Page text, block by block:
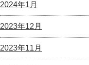
2024年1月
2023年12月
2023年11月